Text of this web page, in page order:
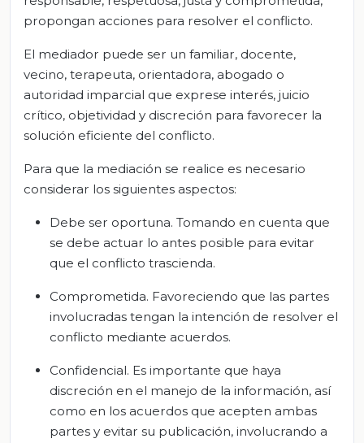
propongan acciones para resolver el conflicto.
El mediador puede ser un familiar, docente,
vecino, terapeuta, orientadora, abogado o
autoridad imparcial que exprese interés, juicio
crítico, objetividad y discreción para favorecer la
solución eficiente del conflicto.
Para que la mediación se realice es necesario
considerar los siguientes aspectos:
Debe ser oportuna. Tomando en cuenta que
se debe actuar lo antes posible para evitar
que el conflicto trascienda.
Comprometida. Favoreciendo que las partes
involucradas tengan la intención de resolver el
conflicto mediante acuerdos.
Confidencial. Es importante que haya
discreción en el manejo de la información, así
como en los acuerdos que acepten ambas
partes y evitar su publicación, involucrando a